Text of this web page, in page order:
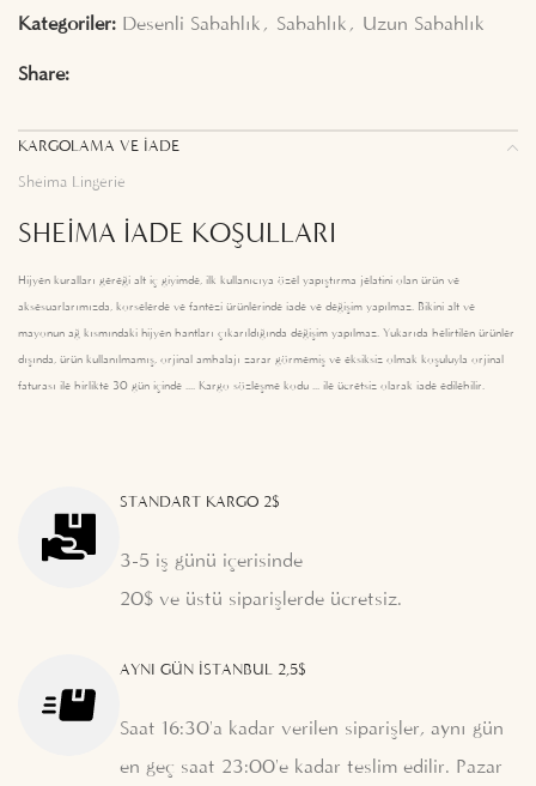
Kategoriler: Desenli Sabahlık , Sabahlık , Uzun Sabahlık
Share:
KARGOLAMA VE İADE
Sheima Lingerie
SHEIMA İADE KOŞULLARI
Hijyen kuralları gereği alt iç giyimde, ilk kullanıcıya özel yapıştırma jelatini olan ürün ve
aksesuarlarımızda, korselerde ve fantezi ürünlerinde iade ve değişim yapılmaz. Bikini alt ve
mayonun ağ kısmındaki hijyen bantları çıkarıldığında değişim yapılmaz. Yukarıda belirtilen ürünler
dışında, ürün kullanılmamış, orjinal ambalajı zarar görmemiş ve eksiksiz olmak koşuluyla orjinal
faturası ile birlikte 30 gün içinde .... Kargo sözleşme kodu ... ile ücretsiz olarak iade edilebilir.
STANDART KARGO 2$
3-5 iş günü içerisinde
20$ ve üstü siparişlerde ücretsiz.
AYNI GÜN İSTANBUL 2,5$
Saat 16:30'a kadar verilen siparişler, aynı gün
en geç saat 23:00'e kadar teslim edilir. Pazar